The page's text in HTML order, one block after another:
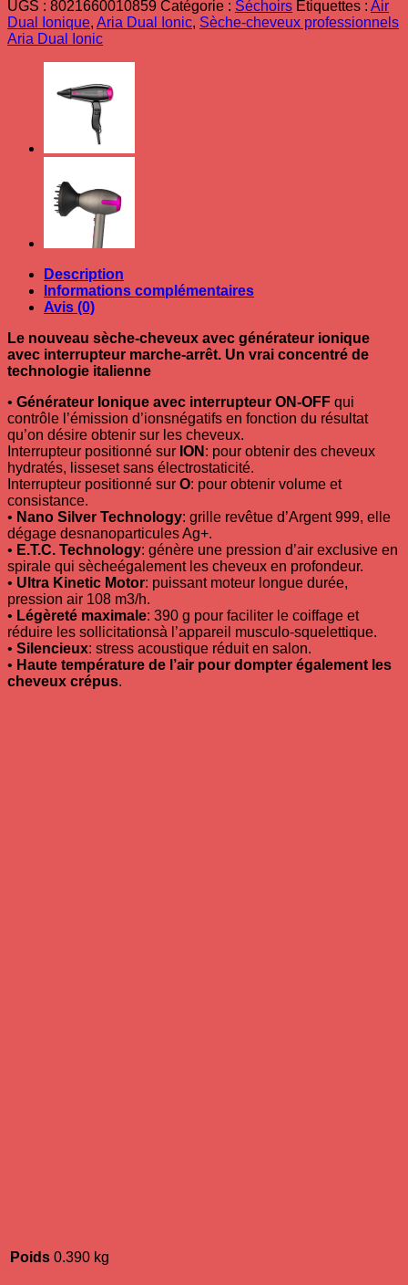
cheveux
professionnels
Aria
Dual
Gold
UGS : 8021660010859 Catégorie : Séchoirs Étiquettes : Air
Dual Ionique, Aria Dual Ionic, Sèche-cheveux professionnels
Aria Dual Ionic
Description
Informations complémentaires
Avis (0)
Le nouveau sèche-cheveux avec générateur ionique
avec interrupteur marche-arrêt. Un vrai concentré de
technologie italienne
• Générateur Ionique avec interrupteur ON-OFF qui
contrôle l’émission d’ionsnégatifs en fonction du résultat
qu’on désire obtenir sur les cheveux.
Interrupteur positionné sur ION : pour obtenir des cheveux
hydratés, lisseset sans électrostaticité.
Interrupteur positionné sur O: pour obtenir volume et
consistance.
• Nano Silver Technology: grille revêtue d’Argent 999, elle
dégage desnanoparticules Ag+.
• E.T.C. Technology: génère une pression d’air exclusive en
spirale qui sècheégalement les cheveux en profondeur.
• Ultra Kinetic Motor: puissant moteur longue durée,
pression air 108 m3/h.
• Légèreté maximale: 390 g pour faciliter le coiffage et
réduire les sollicitationsà l’appareil musculo-squelettique.
• Silencieux: stress acoustique réduit en salon.
• Haute température de l’air pour dompter également les
cheveux crépus.
Poids 0.390 kg